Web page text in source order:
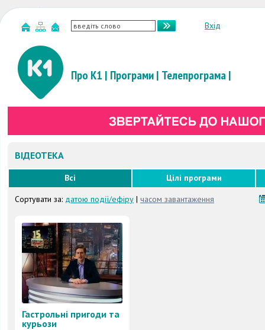
Вхід
Про К1 | Програми| Телепрограма|
ВІДЕОТЕКА
Всі
Цілі програми
Сортувати за: датою події/ефіру | часом завантаження
Гастрольні пригоди та
курьози